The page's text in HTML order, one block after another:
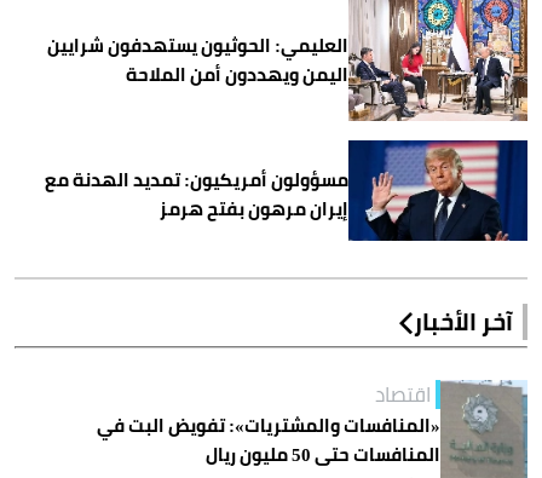
العليمي: الحوثيون يستهدفون شرايين
اليمن ويهددون أمن الملاحة
مسؤولون أمريكيون: تمديد الهدنة مع
إيران مرهون بفتح هرمز
آخر الأخبار
اقتصاد
«المنافسات والمشتريات»: تفويض البت في
المنافسات حتى 50 مليون ريال